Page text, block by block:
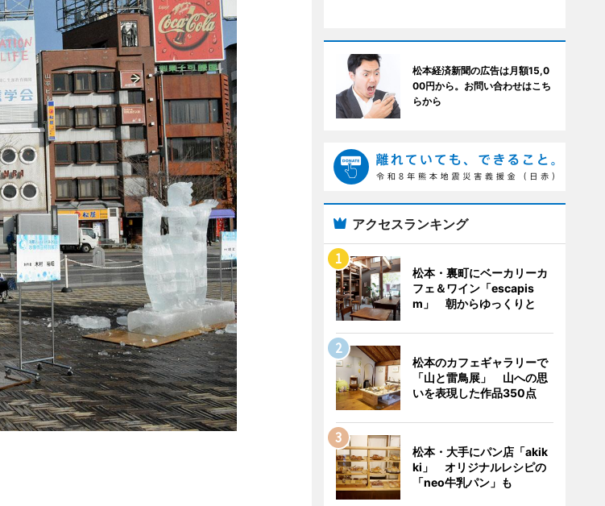
松本経済新聞の広告は月額15,0
00円から。お問い合わせはこち
らから
アクセスランキング
松本・裏町にベーカリーカ
フェ＆ワイン「escapis
m」 朝からゆっくりと
松本のカフェギャラリーで
「山と雷鳥展」 山への思
いを表現した作品350点
松本・大手にパン店「akik
ki」 オリジナルレシピの
「neo牛乳パン」も